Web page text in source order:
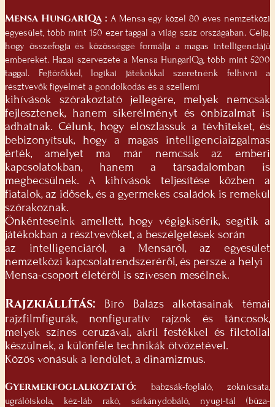
Mensa HungarIQa : A Mensa egy közel 80 éves nemzetközi
egyesület, több mint 150 ezer taggal a világ száz országában. Célja,
hogy összefogja és közösséggé formálja a magas intelligenciájú
embereket. Hazai szervezete a Mensa HungarIQa, több mint 5200
taggal. Fejtörőkkel, logikai játékokkal szeretnénk felhívni a
résztvevők figyelmét a gondolkodás és a szellemi
kihívások szórakoztató jellegére, melyek nemcsak
fejlesztenek, hanem sikerélményt és önbizalmat is
adhatnak. Célunk, hogy eloszlassuk a tévhiteket, és
bebizonyítsuk, hogy a magas intelligenciaizgalmas
érték, amelyet ma már nemcsak az emberi
kapcsolatokban, hanem a társadalomban is
megbecsülnek. A kihívások teljesítése közben a
fiatalok, az idősek, és a gyermekes családok is remekül
szórakoznak.
Önkénteseink amellett, hogy végigkísérik, segítik a
játékokban a résztvevőket, a beszélgetések során
az intelligenciáról, a Mensáról, az egyesület
nemzetközi kapcsolatrendszeréről, és persze a helyi
Mensa-csoport életéről is szívesen mesélnek.
Rajzkiállítás: Bíró Balázs alkotásainak témái
rajzfilmfigurák, nonfiguratív rajzok és táncosok,
melyek színes ceruzával, akril festékkel és filctollal
készülnek, a különféle technikák ötvözetével.
Közös vonásuk a lendület, a dinamizmus.
Gyermekfoglalkoztató:
babzsák-foglaló, zoknicsata,
ugrálóiskola, kéz-láb rakó, sárkánydobáló, nyugi-tál (búza-